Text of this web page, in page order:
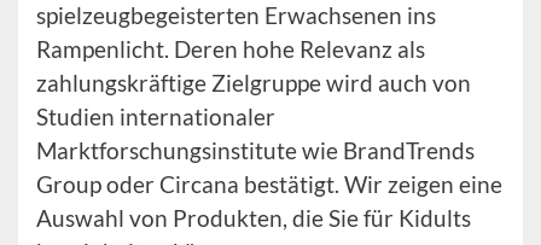
spielzeugbegeisterten Erwachsenen ins
Rampenlicht. Deren hohe Relevanz als
zahlungskräftige Zielgruppe wird auch von
Studien internationaler
Marktforschungsinstitute wie BrandTrends
Group oder Circana bestätigt. Wir zeigen eine
Auswahl von Produkten, die Sie für Kidults